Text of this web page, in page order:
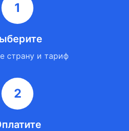
1
страну и тариф
2